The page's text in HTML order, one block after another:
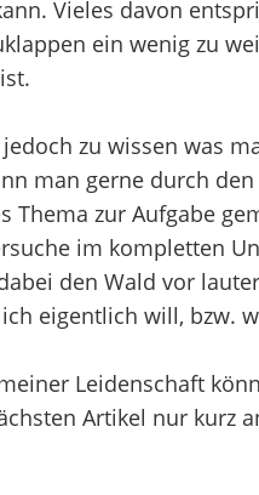
Vieles davon
ein wenig zu
zu wissen was
man gerne durch
Thema zur Aufgabe
im kompletten
den Wald vor
eigentlich will, bzw.
Leidenschaft
Artikel nur kurz